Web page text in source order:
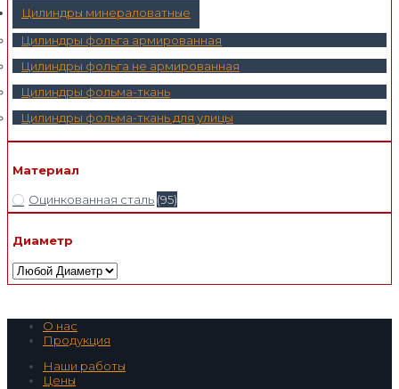
Цилиндры минераловатные
Цилиндры фольга армированная
Цилиндры фольга не армированная
Цилиндры фольма-ткань
Цилиндры фольма-ткань для улицы
Материал
Оцинкованная сталь (95)
Диаметр
О нас
Продукция
Наши работы
Цены